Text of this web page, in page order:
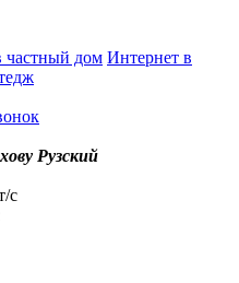
частный дом Интернет в
Рузский